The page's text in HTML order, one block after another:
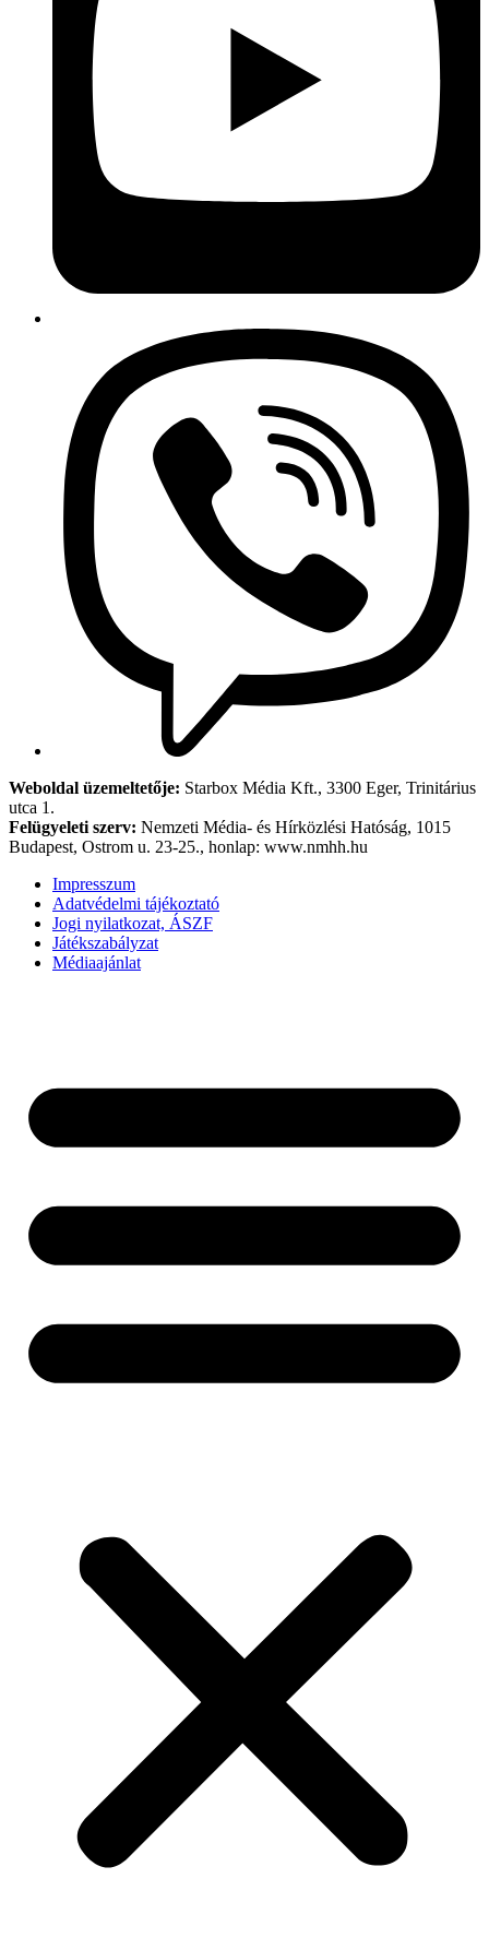
Weboldal üzemeltetője: Starbox Média Kft., 3300 Eger, Trinitárius
utca 1.
Felügyeleti szerv: Nemzeti Média- és Hírközlési Hatóság, 1015
Budapest, Ostrom u. 23-25., honlap: www.nmhh.hu
Impresszum
Adatvédelmi tájékoztató
Jogi nyilatkozat, ÁSZF
Játékszabályzat
Médiaajánlat